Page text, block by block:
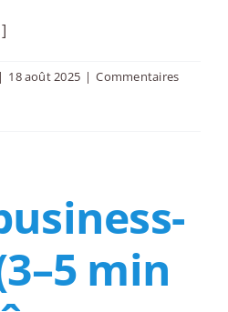
| 18 août 2025 | Commentaires
min